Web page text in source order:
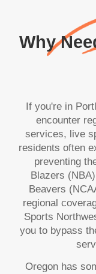
Why
If you're in
encounter
services, live
residents often
preventing
Blazers
Beavers
regional
Sports
you to bypass
Oregon has